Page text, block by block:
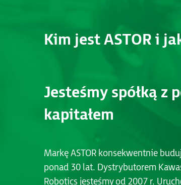
Kim jest ASTOR i
Jesteśmy spółką z
kapitałem
Markę ASTOR konsekwentnie
ponad 30 lat. Dystrybutorem
Robotics jesteśmy od 2007 r.